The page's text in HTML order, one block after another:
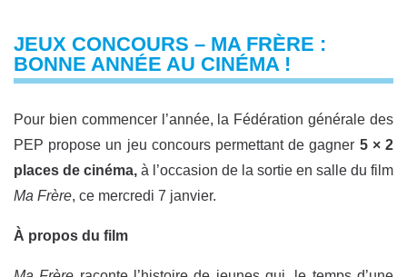
JEUX CONCOURS – MA FRÈRE :
BONNE ANNÉE AU CINÉMA !
Pour bien commencer l’année, la Fédération générale des
PEP propose un jeu concours permettant de gagner 5 × 2
places de cinéma, à l’occasion de la sortie en salle du film
Ma Frère, ce mercredi 7 janvier.
À propos du film